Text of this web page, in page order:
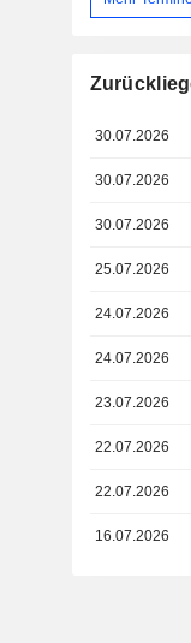
30.07.2026
30.07.2026
30.07.2026
25.07.2026
24.07.2026
24.07.2026
23.07.2026
22.07.2026
22.07.2026
16.07.2026